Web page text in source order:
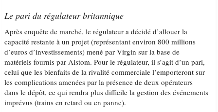
Le pari du régulateur britannique
Après enquête de marché, le régulateur a décidé d’allouer la
capacité restante à un projet (représentant environ 800 millions
d’euros d’investissements) mené par Virgin sur la base de
matériels fournis par Alstom. Pour le régulateur, il s’agit d’un pari,
celui que les bienfaits de la rivalité commerciale l’emporteront sur
les complications amenées par la présence de deux opérateurs
dans le dépôt, ce qui rendra plus difficile la gestion des événements
imprévus (trains en retard ou en panne).